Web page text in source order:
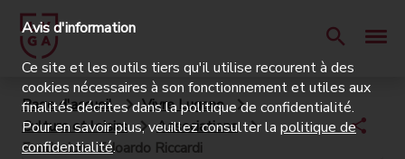
Page d'accueil
Vivre Lugano
Culture et loisirs
Associations
Fondazione Edoardo Riccardi
Avis d'information
Ce site et les outils tiers qu'il utilise recourent à des
cookies nécessaires à son fonctionnement et utiles aux
finalités décrites dans la politique de confidentialité.
Pour en savoir plus, veuillez consulter la politique de
confidentialité.